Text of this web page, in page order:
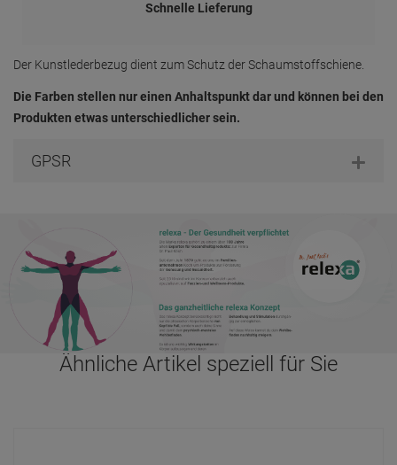
Schnelle Lieferung
Der Kunstlederbezug dient zum Schutz der Schaumstoffschiene.
Die Farben stellen nur einen Anhaltspunkt dar und können bei den
Produkten etwas unterschiedlicher sein.
GPSR
Ähnliche Artikel speziell für Sie